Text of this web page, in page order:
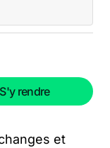
S'y rendre
et